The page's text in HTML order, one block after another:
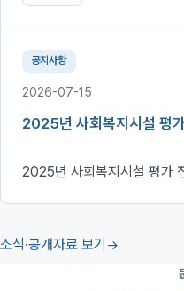
공지사항
2026-07-15
2025년 사회복지시설 평
2025년 사회복지시설 평가
소식·공개자료 보기